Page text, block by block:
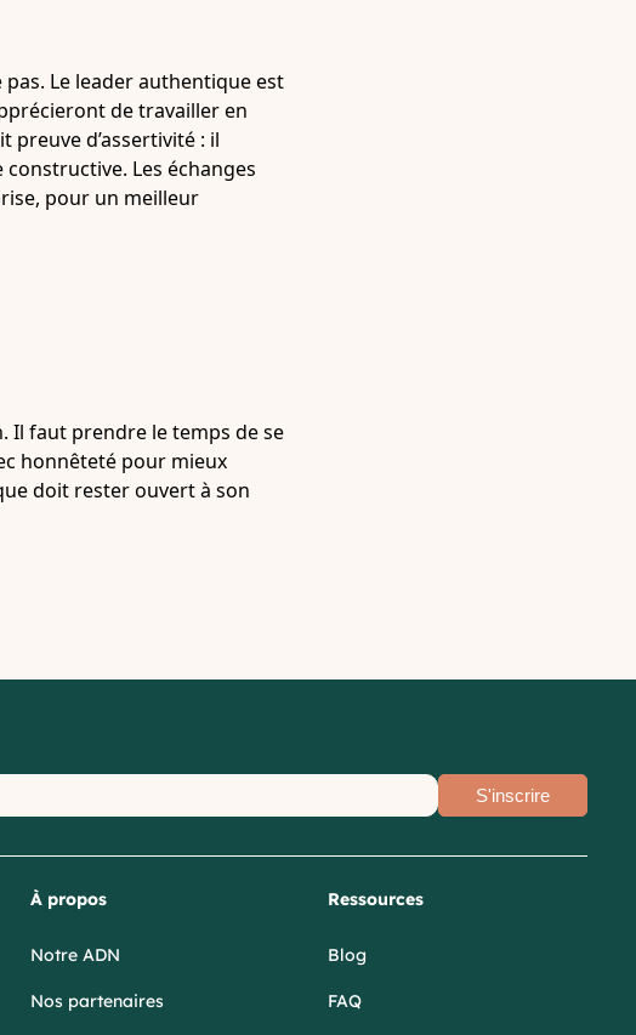
Le leader authentique est
de travailler en
d’assertivité : il
Les échanges
pour un meilleur
Il faut prendre le temps de se
honnêteté pour mieux
doit rester ouvert à son
S'inscrire
À propos
Notre ADN
Nos partenaires
Ressources
Blog
FAQ